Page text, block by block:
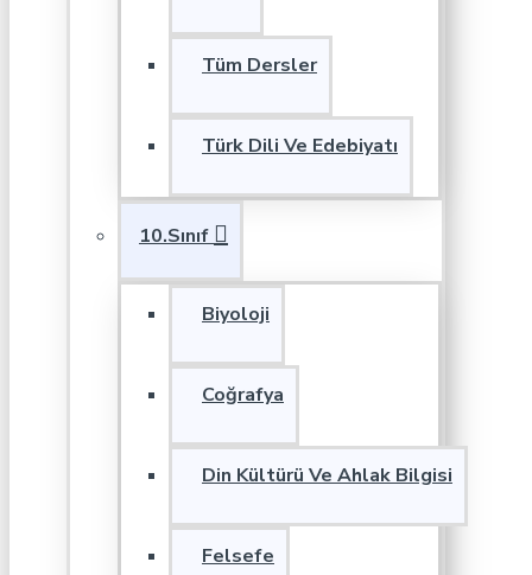
Tüm Dersler
Türk Dili Ve Edebiyatı
10.Sınıf
Biyoloji
Coğrafya
Din Kültürü Ve Ahlak Bilgisi
Felsefe